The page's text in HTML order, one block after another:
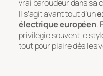
vrai baroudeur dans sa
Il s’agit avant tout d’un
électrique européen.
privilégie souvent le
tout pour plaire dès les